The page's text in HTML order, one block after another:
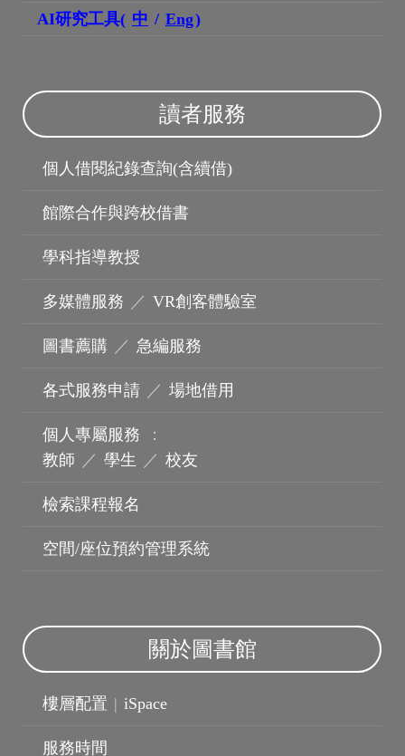
AI研究工具( 中 / Eng)
讀者服務
個人借閱紀錄查詢(含續借)
館際合作與跨校借書
學科指導教授
多媒體服務 ／ VR創客體驗室
圖書薦購 ／ 急編服務
各式服務申請 ／ 場地借用
個人專屬服務
：
教師 ／ 學生 ／ 校友
檢索課程報名
空間/座位預約管理系統
關於圖書館
樓層配置 | iSpace
服務時間